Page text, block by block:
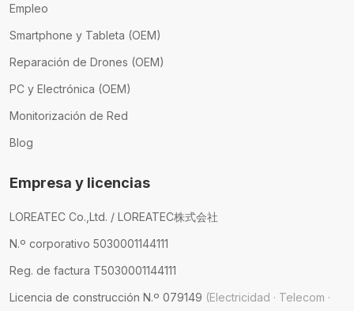
Empleo
Smartphone y Tableta (OEM)
Reparación de Drones (OEM)
PC y Electrónica (OEM)
Monitorización de Red
Blog
Empresa y licencias
LOREATEC Co.,Ltd. / LOREATEC株式会社
N.º corporativo 5030001144111
Reg. de factura T5030001144111
Licencia de construcción N.º 079149 (Electricidad · Telecom ·